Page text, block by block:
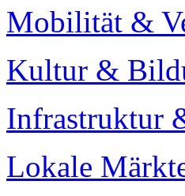
Mobilität &
Kultur &
Infrastruktur
Lokale